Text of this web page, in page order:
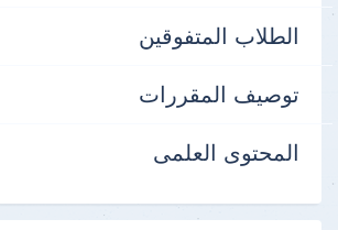
الطلاب المتفوقين
توصيف المقررات
المحتوى العلمى